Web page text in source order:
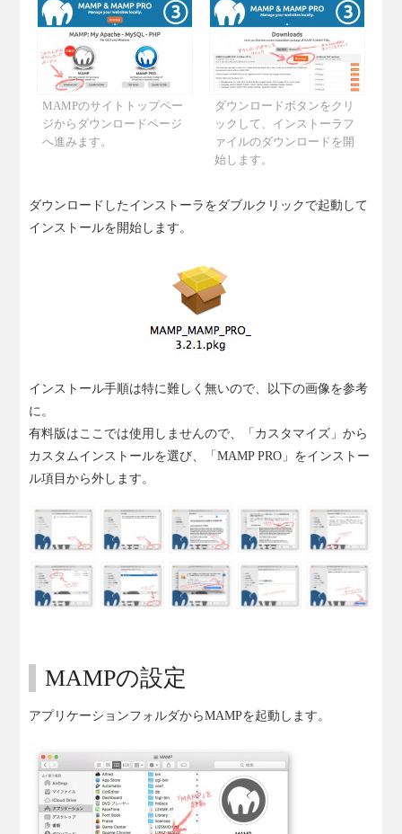
MAMPのサイトトップペー
ジからダウンロードページ
へ進みます。
ダウンロードボタンをクリ
ックして、インストーラフ
ァイルのダウンロードを開
始します。
ダウンロードしたインストーラをダブルクリックで起動して
インストールを開始します。
インストール手順は特に難しく無いので、以下の画像を参考
に。
有料版はここでは使用しませんので、「カスタマイズ」から
カスタムインストールを選び、「MAMP PRO」をインストー
ル項目から外します。
MAMPの設定
アプリケーションフォルダからMAMPを起動します。